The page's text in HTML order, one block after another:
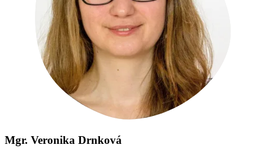
Mgr. Veronika Drnková